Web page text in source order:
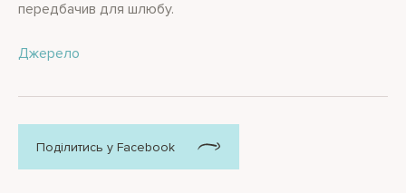
передбачив для шлюбу.
Джерело
Поділитись у Facebook